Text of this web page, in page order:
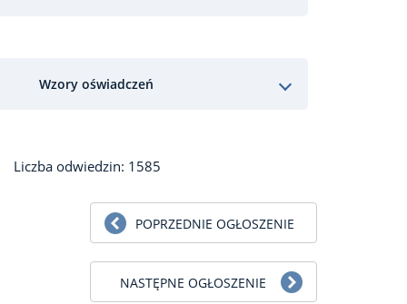
Wzory oświadczeń
Liczba odwiedzin: 1585
POPRZEDNIE OGŁOSZENIE
NASTĘPNE OGŁOSZENIE